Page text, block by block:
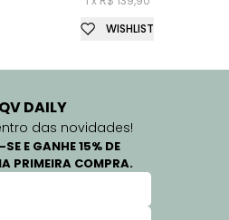
WISHLIST
DAILY
das novidades!
E GANHE 15% DE
PRIMEIRA COMPRA.